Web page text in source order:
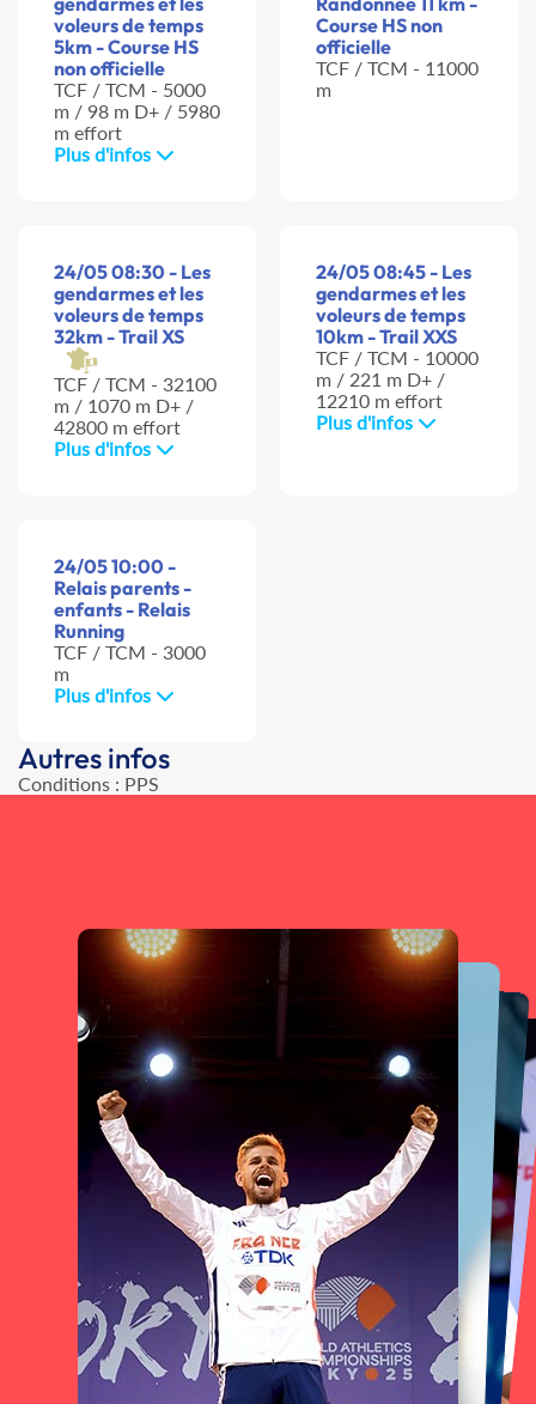
voleurs de temps
5km - Course HS
non officielle
TCF / TCM - 5000
m / 98 m D+ / 5980
m effort
Plus d'infos
Course HS non
officielle
TCF / TCM - 11000
m
24/05 08:30 - Les
gendarmes et les
voleurs de temps
32km - Trail XS
TCF / TCM - 32100
m / 1070 m D+ /
42800 m effort
Plus d'infos
24/05 08:45 - Les
gendarmes et les
voleurs de temps
10km - Trail XXS
TCF / TCM - 10000
m / 221 m D+ /
12210 m effort
Plus d'infos
24/05 10:00 -
Relais parents -
enfants - Relais
Running
TCF / TCM - 3000
m
Plus d'infos
Autres infos
Conditions : PPS